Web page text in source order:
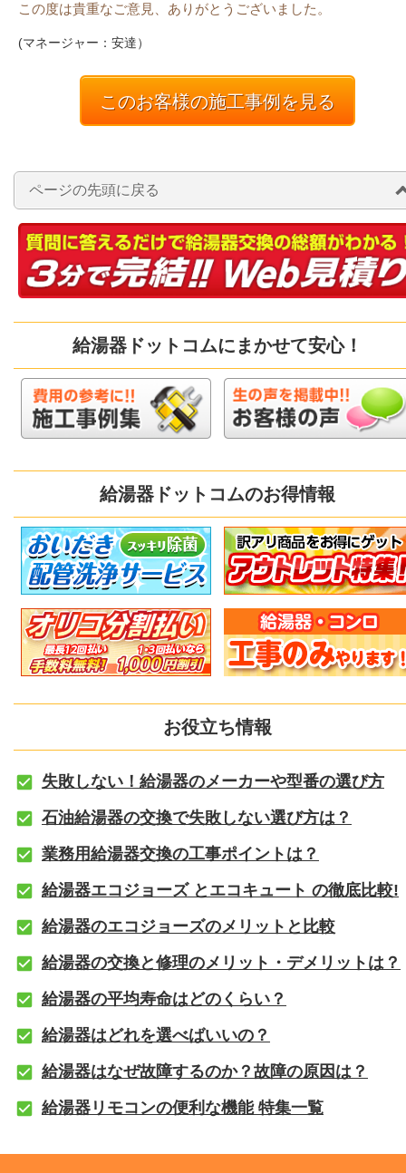
この度は貴重なご意見、ありがとうございました。
(マネージャー：安達）
このお客様の施工事例を見る
ページの先頭に戻る
給湯器ドットコムにまかせて安心！
給湯器ドットコムのお得情報
お役立ち情報
失敗しない！給湯器のメーカーや型番の選び方
石油給湯器の交換で失敗しない選び方は？
業務用給湯器交換の工事ポイントは？
給湯器エコジョーズ とエコキュート の徹底比較!
給湯器のエコジョーズのメリットと比較
給湯器の交換と修理のメリット・デメリットは？
給湯器の平均寿命はどのくらい？
給湯器はどれを選べばいいの？
給湯器はなぜ故障するのか？故障の原因は？
給湯器リモコンの便利な機能 特集一覧